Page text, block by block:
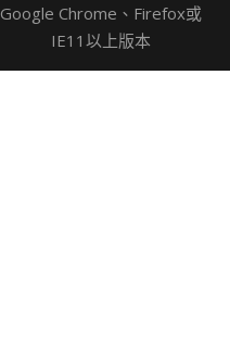
Google Chrome、Firefox或
IE11以上版本